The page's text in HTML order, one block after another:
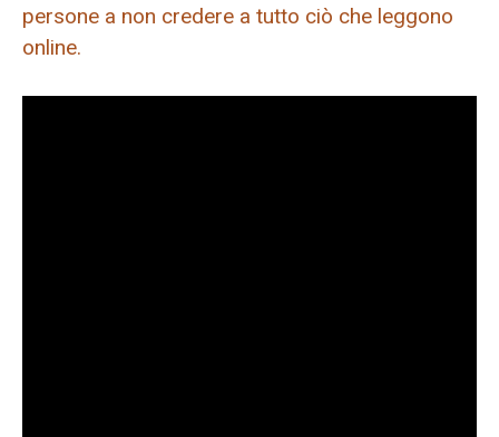
persone a non credere a tutto ciò che leggono
online.